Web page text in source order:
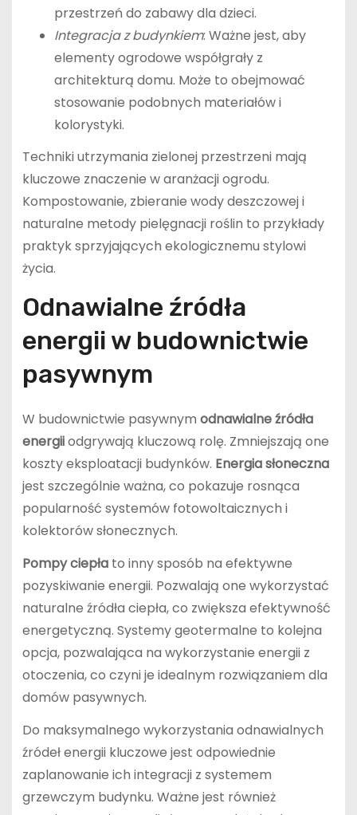
przestrzeń do zabawy dla dzieci.
Integracja z budynkiem: Ważne jest, aby
elementy ogrodowe współgrały z
architekturą domu. Może to obejmować
stosowanie podobnych materiałów i
kolorystyki.
Techniki utrzymania zielonej przestrzeni mają
kluczowe znaczenie w aranżacji ogrodu.
Kompostowanie, zbieranie wody deszczowej i
naturalne metody pielęgnacji roślin to przykłady
praktyk sprzyjających ekologicznemu stylowi
życia.
Odnawialne źródła
energii w budownictwie
pasywnym
W budownictwie pasywnym odnawialne źródła
energiiodgrywają kluczową rolę. Zmniejszają one
koszty eksploatacji budynków. Energia słoneczna
jest szczególnie ważna, co pokazuje rosnąca
popularność systemów fotowoltaicznych i
kolektorów słonecznych.
Pompy ciepłato inny sposób na efektywne
pozyskiwanie energii. Pozwalają one wykorzystać
naturalne źródła ciepła, co zwiększa efektywność
energetyczną. Systemy geotermalne to kolejna
opcja, pozwalająca na wykorzystanie energii z
otoczenia, co czyni je idealnym rozwiązaniem dla
domów pasywnych.
Do maksymalnego wykorzystania odnawialnych
źródeł energii kluczowe jest odpowiednie
zaplanowanie ich integracji z systemem
grzewczym budynku. Ważne jest również